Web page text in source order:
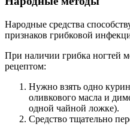
Народные средства
признаков грибковой
При наличии грибка ногтей
рецептом:
Нужно взять одно
оливкового масла и
одной чайной ложке).
Средство тщательно